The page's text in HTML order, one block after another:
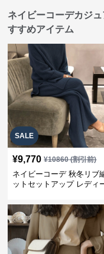
ネイビーコーデカジ
すすめアイテム
SALE
¥9,770 ¥10860(割引前)
ネイビーコーデ 秋冬リブ
ットセットアップ レディ